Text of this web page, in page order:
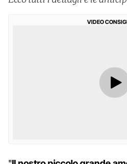
VIDEO